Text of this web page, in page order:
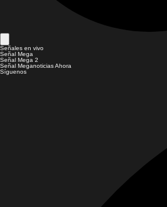
Señales en vivo
Señal Mega
Señal Mega 2
Señal Meganoticias Ahora
Síguenos